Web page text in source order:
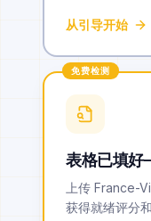
从引导开始
免费检测
表格已填
上传 France-
获得就绪评分